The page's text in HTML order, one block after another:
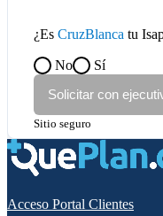
¿Es CruzBlanca tu
No
Sí
Solicitar con
Sitio seguro
Acceso Portal Clientes